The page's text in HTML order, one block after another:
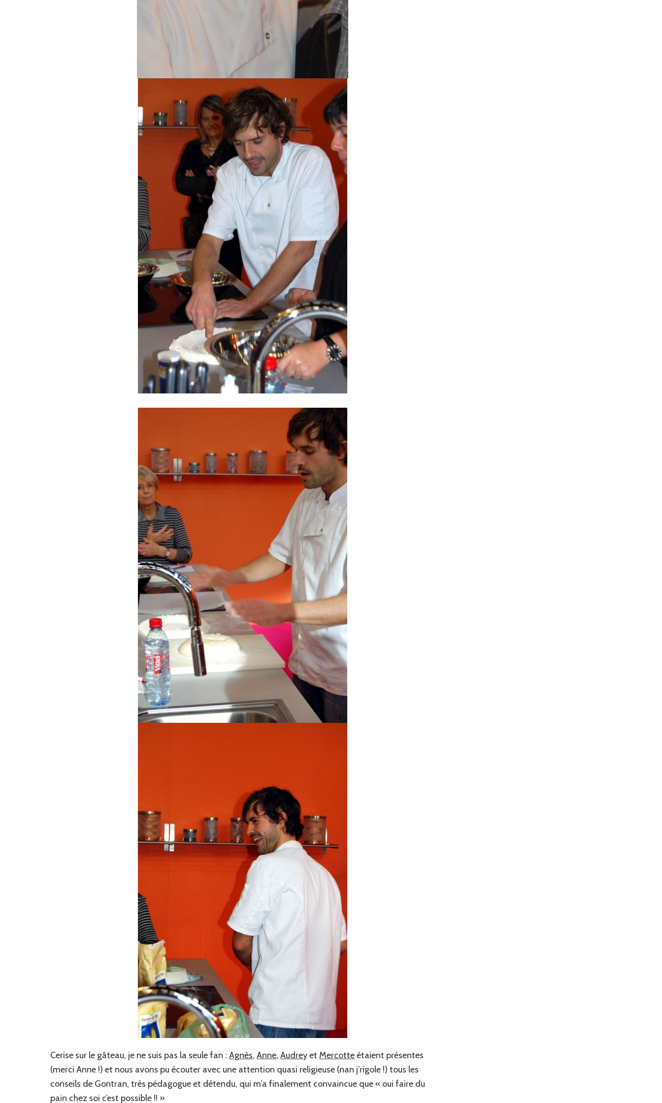
Cerise sur le gâteau, je ne suis pas la seule fan : Agnès, Anne, Audreyet Mercotteétaient présentes
(merci Anne !) et nous avons pu écouter avec une attention quasi religieuse (nan j’rigole !) tous les
conseils de Gontran, très pédagogue et détendu, qui m’a finalement convaincue que « oui faire du
pain chez soi c’est possible !! »